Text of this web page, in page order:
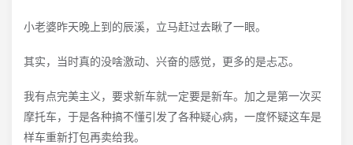
小老婆昨天晚上到的辰溪，立马赶过去瞅了一眼。
其实，当时真的没啥激动、兴奋的感觉，更多的是忐忑。
我有点完美主义，要求新车就一定要是新车。加之是第一次买
摩托车，于是各种搞不懂引发了各种疑心病，一度怀疑这车是
样车重新打包再卖给我。